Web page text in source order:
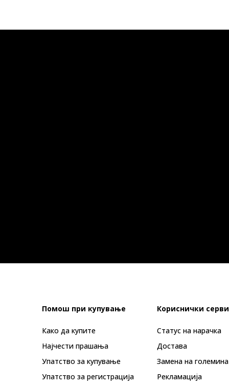
Помош при купување
Како да купите
Најчести прашања
Упатство за купување
Упатство за регистрација
Кориснички
Статус на нарачка
Достава
Замена на големина
Рекламациja